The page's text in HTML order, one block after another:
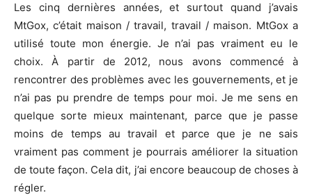
Les cinq dernières années, et surtout quand j’avais
MtGox, c’était maison / travail, travail / maison. MtGox a
utilisé toute mon énergie. Je n’ai pas vraiment eu le
choix. À partir de 2012, nous avons commencé à
rencontrer des problèmes avec les gouvernements, et je
n’ai pas pu prendre de temps pour moi. Je me sens en
quelque sorte mieux maintenant, parce que je passe
moins de temps au travail et parce que je ne sais
vraiment pas comment je pourrais améliorer la situation
de toute façon. Cela dit, j’ai encore beaucoup de choses à
régler.